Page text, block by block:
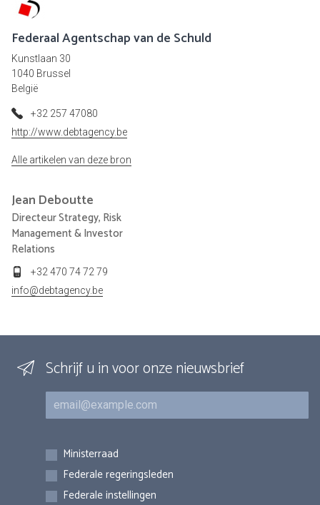
Federaal Agentschap van de Schuld
Kunstlaan 30
1040 Brussel
België
+32 257 47080
http://www.debtagency.be
Alle artikelen van deze bron
Jean Deboutte
Directeur Strategy, Risk
Management & Investor
Relations
+32 470 74 72 79
info@debtagency.be
Schrijf u in voor onze nieuwsbrief
E-mail
Inschrijvingen
Ministerraad
Federale regeringsleden
Federale instellingen